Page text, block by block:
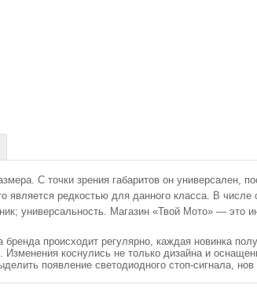
С точки зрения габаритов он универсален,
является редкостью для данного класса. В
универсальность. Магазин «Твой Мото» — это
происходит регулярно, каждая новинка
коснулись не только дизайна и
появление светодиодного стоп-сигнала, нов